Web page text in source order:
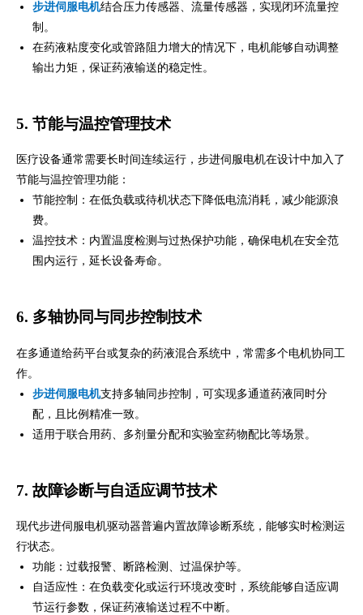
步进伺服电机结合压力传感器、流量传感器，实现闭环流量控
制。
在药液粘度变化或管路阻力增大的情况下，电机能够自动调整
输出力矩，保证药液输送的稳定性。
5. 节能与温控管理技术
医疗设备通常需要长时间连续运行，步进伺服电机在设计中加入了
节能与温控管理功能：
节能控制：在低负载或待机状态下降低电流消耗，减少能源浪
费。
温控技术：内置温度检测与过热保护功能，确保电机在安全范
围内运行，延长设备寿命。
6. 多轴协同与同步控制技术
在多通道给药平台或复杂的药液混合系统中，常需多个电机协同工
作。
步进伺服电机支持多轴同步控制，可实现多通道药液同时分
配，且比例精准一致。
适用于联合用药、多剂量分配和实验室药物配比等场景。
7. 故障诊断与自适应调节技术
现代步进伺服电机驱动器普遍内置故障诊断系统，能够实时检测运
行状态。
功能：过载报警、断路检测、过温保护等。
自适应性：在负载变化或运行环境改变时，系统能够自适应调
节运行参数，保证药液输送过程不中断。